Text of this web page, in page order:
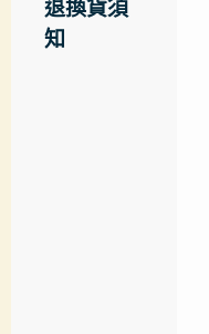
退換貨須
知